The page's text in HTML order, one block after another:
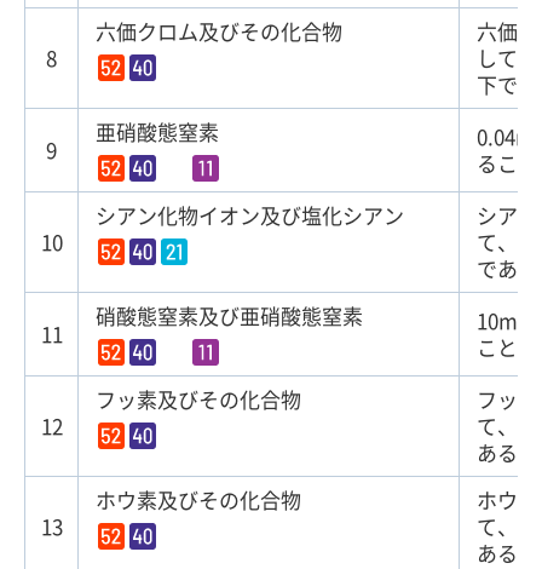
8
六価クロム及びその化合物
六価
して、
下で
9
亜硝酸態窒素
ること
10
シアン化物イオン及び塩化シアン
シア
て、
であ
11
硝酸態窒素及び亜硝酸態窒素
こと
12
フッ素及びその化合物
フッ
て、
ある
13
ホウ素及びその化合物
ホウ
て、
ある